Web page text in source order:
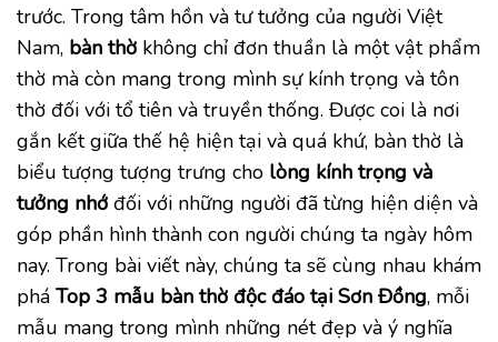
trước. Trong tâm hồn và tư tưởng của người Việt
Nam, bàn thờ không chỉ đơn thuần là một vật phẩm
thờ mà còn mang trong mình sự kính trọng và tôn
thờ đối với tổ tiên và truyền thống. Được coi là nơi
gắn kết giữa thế hệ hiện tại và quá khứ, bàn thờ là
biểu tượng tượng trưng cho lòng kính trọng và
tưởng nhớ đối với những người đã từng hiện diện và
góp phần hình thành con người chúng ta ngày hôm
nay. Trong bài viết này, chúng ta sẽ cùng nhau khám
phá Top 3 mẫu bàn thờ độc đáo tại Sơn Đồng, mỗi
mẫu mang trong mình những nét đẹp và ý nghĩa